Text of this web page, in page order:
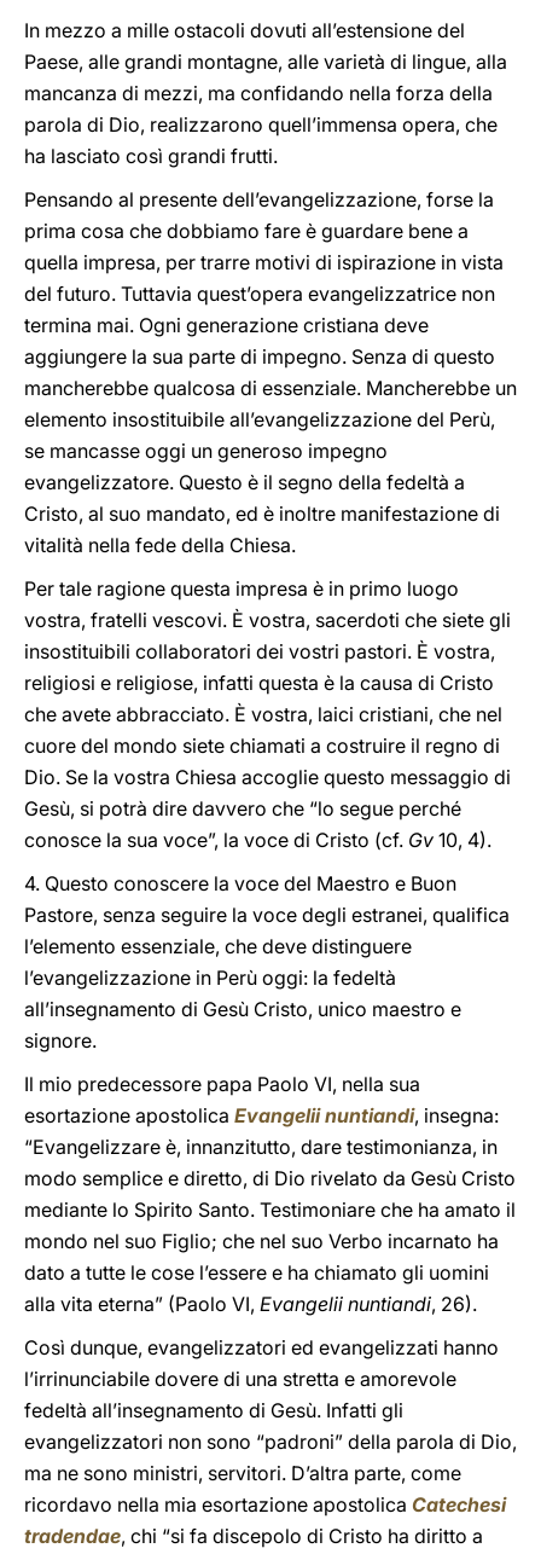
In mezzo a mille ostacoli dovuti all’estensione del
Paese, alle grandi montagne, alle varietà di lingue, alla
mancanza di mezzi, ma confidando nella forza della
parola di Dio, realizzarono quell’immensa opera, che
ha lasciato così grandi frutti.
Pensando al presente dell’evangelizzazione, forse la
prima cosa che dobbiamo fare è guardare bene a
quella impresa, per trarre motivi di ispirazione in vista
del futuro. Tuttavia quest’opera evangelizzatrice non
termina mai. Ogni generazione cristiana deve
aggiungere la sua parte di impegno. Senza di questo
mancherebbe qualcosa di essenziale. Mancherebbe un
elemento insostituibile all’evangelizzazione del Perù,
se mancasse oggi un generoso impegno
evangelizzatore. Questo è il segno della fedeltà a
Cristo, al suo mandato, ed è inoltre manifestazione di
vitalità nella fede della Chiesa.
Per tale ragione questa impresa è in primo luogo
vostra, fratelli vescovi. È vostra, sacerdoti che siete gli
insostituibili collaboratori dei vostri pastori. È vostra,
religiosi e religiose, infatti questa è la causa di Cristo
che avete abbracciato. È vostra, laici cristiani, che nel
cuore del mondo siete chiamati a costruire il regno di
Dio. Se la vostra Chiesa accoglie questo messaggio di
Gesù, si potrà dire davvero che “lo segue perché
conosce la sua voce”, la voce di Cristo (cf. Gv 10, 4).
4. Questo conoscere la voce del Maestro e Buon
Pastore, senza seguire la voce degli estranei, qualifica
l’elemento essenziale, che deve distinguere
l’evangelizzazione in Perù oggi: la fedeltà
all’insegnamento di Gesù Cristo, unico maestro e
signore.
Il mio predecessore papa Paolo VI, nella sua
esortazione apostolica Evangelii nuntiandi, insegna:
“Evangelizzare è, innanzitutto, dare testimonianza, in
modo semplice e diretto, di Dio rivelato da Gesù Cristo
mediante lo Spirito Santo. Testimoniare che ha amato il
mondo nel suo Figlio; che nel suo Verbo incarnato ha
dato a tutte le cose l’essere e ha chiamato gli uomini
alla vita eterna” (Paolo VI, Evangelii nuntiandi, 26).
Così dunque, evangelizzatori ed evangelizzati hanno
l’irrinunciabile dovere di una stretta e amorevole
fedeltà all’insegnamento di Gesù. Infatti gli
evangelizzatori non sono “padroni” della parola di Dio,
ma ne sono ministri, servitori. D’altra parte, come
ricordavo nella mia esortazione apostolica Catechesi
tradendae, chi “si fa discepolo di Cristo ha diritto a